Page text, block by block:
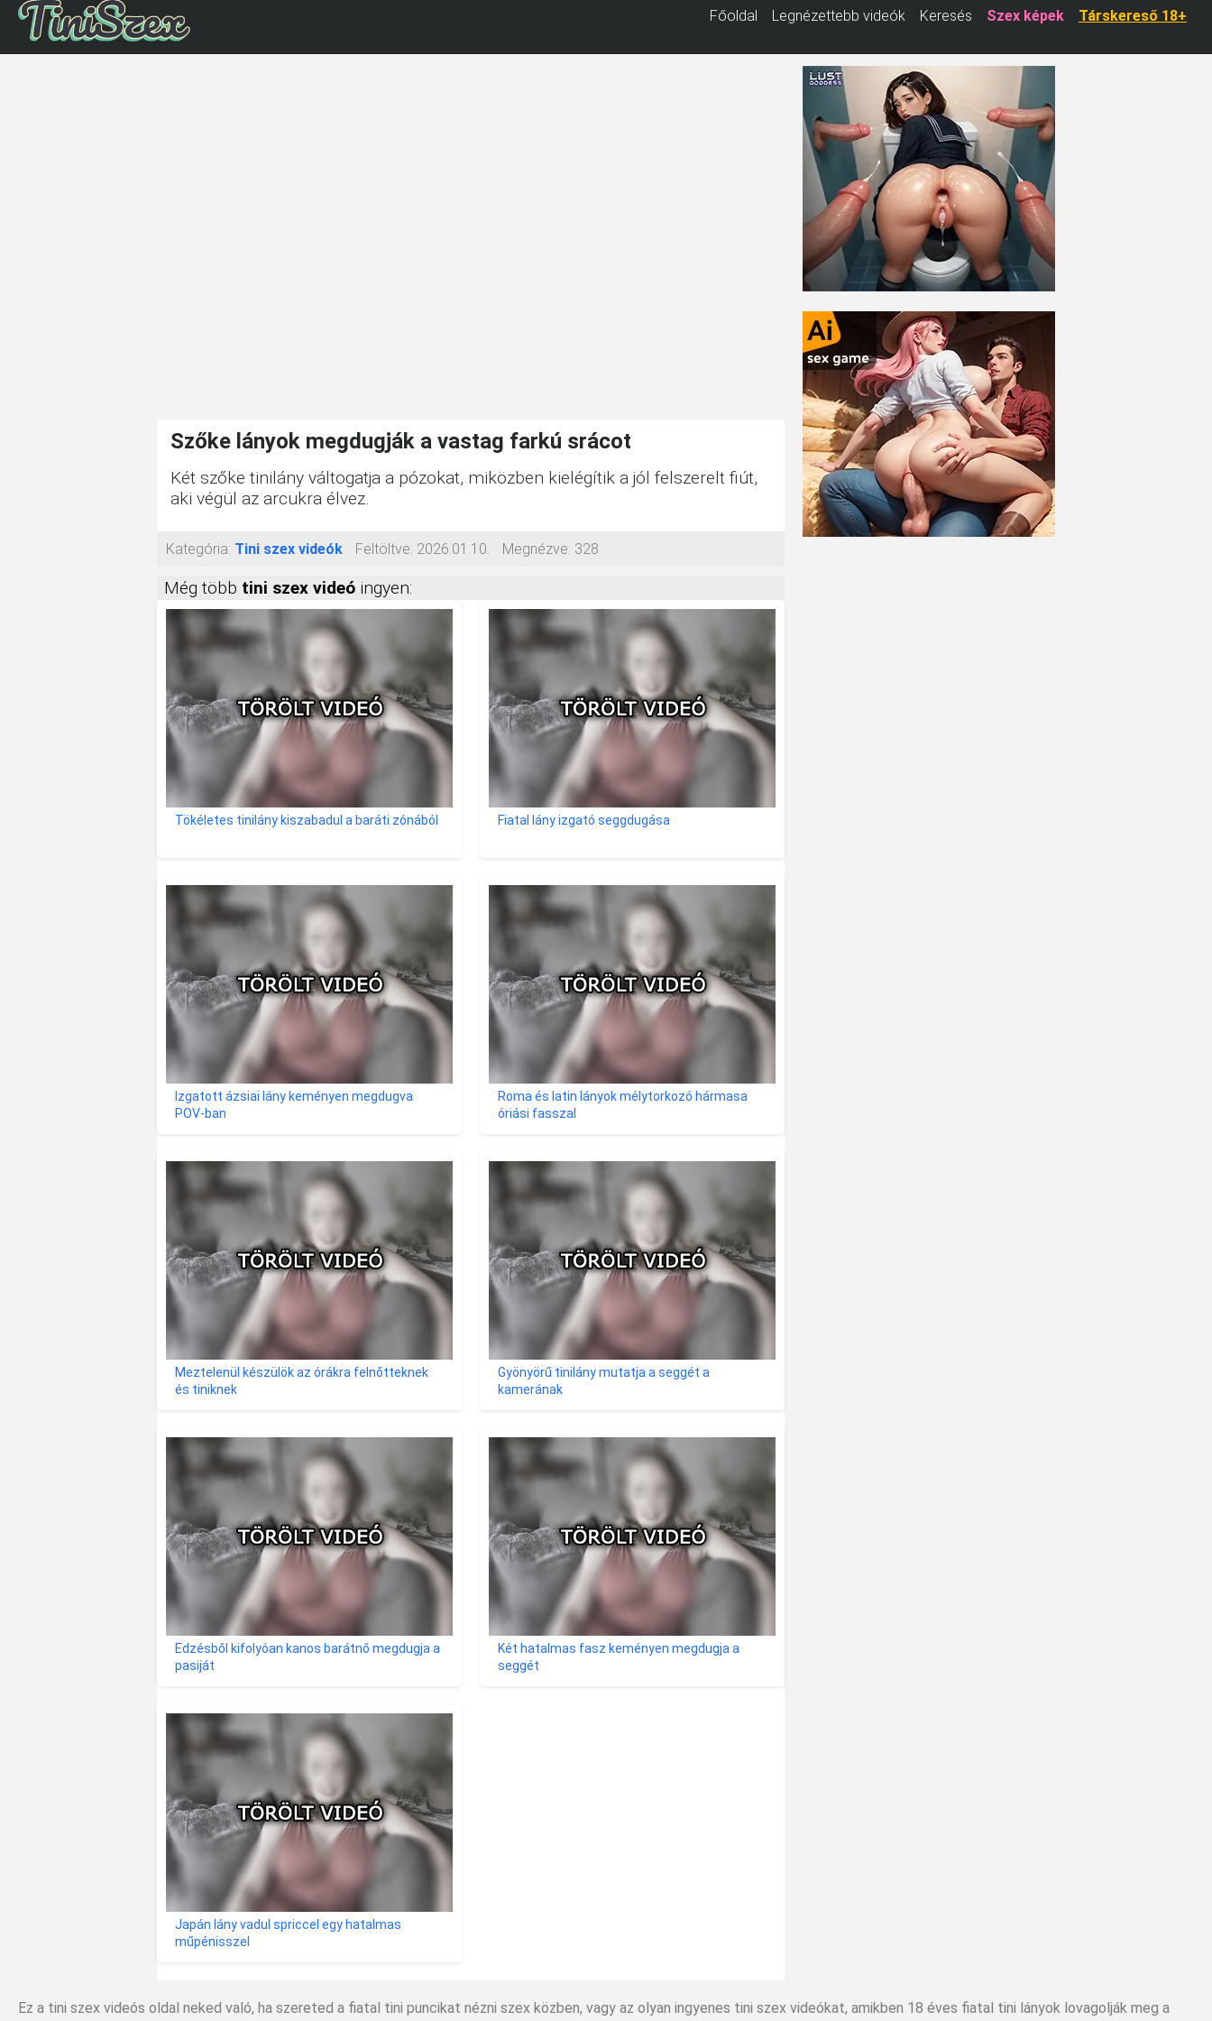
Főoldal Legnézettebb videók Keresés Szex képek Társkereső 18+
Szőke lányok megdugják a vastag farkú srácot
Két szőke tinilány váltogatja a pózokat, miközben kielégítik a jól felszerelt fiút,
aki végül az arcukra élvez.
Kategória: Tini szex videók Feltöltve: 2026.01.10. Megnézve: 328
Még több tini szex videó ingyen:
Tökéletes tinilány kiszabadul a baráti zónából Fiatal lány izgató seggdugása
Izgatott ázsiai lány keményen megdugva
POV-ban
Roma és latin lányok mélytorkozó hármasa
óriási fasszal
Meztelenül készülök az órákra felnőtteknek
és tiniknek
Gyönyörű tinilány mutatja a seggét a
kamerának
Edzésből kifolyóan kanos barátnő megdugja a
pasiját
Két hatalmas fasz keményen megdugja a
seggét
Japán lány vadul spriccel egy hatalmas
műpénisszel
Ez a tini szex videós oldal neked való, ha szereted a fiatal tini puncikat nézni szex közben, vagy az olyan ingyenes tini szex videókat, amikben 18 éves fiatal tini lányok lovagolják meg a